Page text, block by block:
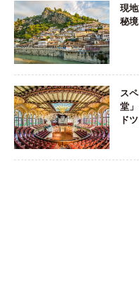
現
秘
ス
堂
ド